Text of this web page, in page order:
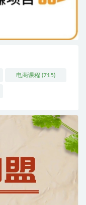
电商课程 (715)